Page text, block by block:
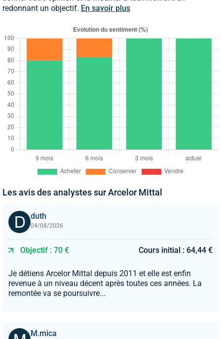
redonnant un objectif. En savoir plus
Les avis des analystes sur Arcelor Mittal
duth
04/08/2026
Objectif : 70 € Cours initial : 64,44 €
Je détiens Arcelor Mittal depuis 2011 et elle est enfin
revenue à un niveau décent après toutes ces années. La
remontée va se poursuivre...
M.mica